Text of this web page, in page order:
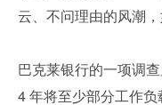
云、不问理由的风潮，
巴克莱银行的一项调
4 年将至少部分工作